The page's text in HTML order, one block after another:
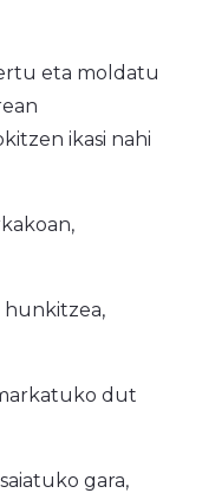
eta moldatu
ikasi nahi
dut
gara,